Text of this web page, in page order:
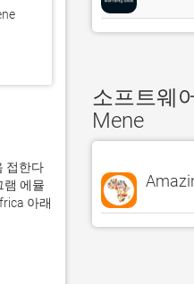
접한다
램 에뮬
아래
소프트웨
Mene